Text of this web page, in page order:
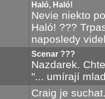
Haló, Haló!
Nevie niekto
Haló! ???
naposledy
Scenar ???
Nazdarek.
"... umírají
Craig je